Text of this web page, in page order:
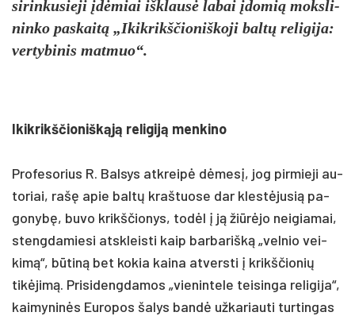
si­rin­ku­sie­ji įdėmiai išk­lausė la­bai įdo­mią moks­li­
nin­ko pa­skaitą „Ikik­rikš­čio­niš­ko­ji baltų re­li­gi­ja:
ver­ty­bi­nis mat­muo“.
Ikik­rikš­čio­niškąją re­li­giją men­ki­no
Pro­fe­so­rius R. Bal­sys at­kreipė dėmesį, jog pir­mie­ji au­
to­riai, rašę apie baltų kraš­tuo­se dar klestė­ju­sią pa­
go­nybę, bu­vo krikš­čio­nys, todėl į ją žiūrė­jo nei­gia­mai,
steng­da­mie­si at­skleis­ti kaip bar­ba­rišką „vel­nio vei­
kimą“, būtiną bet ko­kia kai­na at­vers­ti į krikš­čio­nių
tikė­jimą. Pri­si­deng­da­mos „vie­nin­te­le tei­sin­ga re­li­gi­ja“,
kai­my­ninės Eu­ro­pos ša­lys bandė už­ka­riau­ti tur­tin­gas